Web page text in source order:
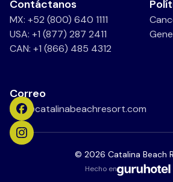
Contáctanos
MX: +52 (800) 640 1111
USA: +1 (877) 287 2411
CAN: +1 (866) 485 4312
Correo
info@catalinabeachresort.com
© 2026 Catalina Beach
Hecho en